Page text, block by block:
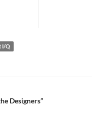
I/Q
Designers”